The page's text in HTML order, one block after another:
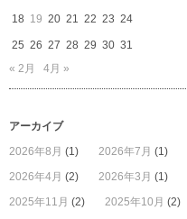
18 19 20 21 22 23 24
25 26 27 28 29 30 31
« 2月
4月 »
アーカイブ
2026年8月 (1) 2026年7月 (1)
2026年4月 (2) 2026年3月 (1)
2025年11月 (2) 2025年10月 (2)